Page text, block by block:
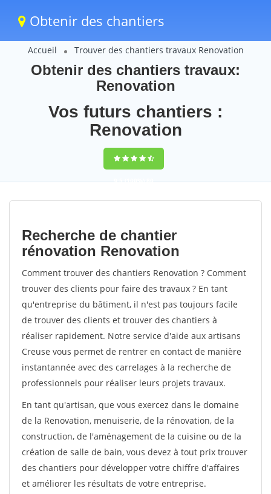
Obtenir des chantiers
Accueil Trouver des chantiers travaux Renovation
Obtenir des chantiers travaux:
Renovation
Vos futurs chantiers :
Renovation
9,5(100%)80
votes
Recherche de chantier
rénovation Renovation
Comment trouver des chantiers Renovation ? Comment
trouver des clients pour faire des travaux ? En tant
qu'entreprise du bâtiment, il n'est pas toujours facile
de trouver des clients et trouver des chantiers à
réaliser rapidement. Notre service d'aide aux artisans
Creuse vous permet de rentrer en contact de manière
instantannée avec des carrelages à la recherche de
professionnels pour réaliser leurs projets travaux.
En tant qu'artisan, que vous exercez dans le domaine
de la Renovation, menuiserie, de la rénovation, de la
construction, de l'aménagement de la cuisine ou de la
création de salle de bain, vous devez à tout prix trouver
des chantiers pour développer votre chiffre d'affaires
et améliorer les résultats de votre entreprise.